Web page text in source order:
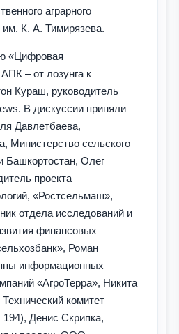
аграрного
К. А. Тимирязева.
«Цифровая
– от лозунга к
Кураш, руководитель
В дискуссии приняли
Давлетбаева,
Министерство сельского
Башкортостан, Олег
проекта
«Ростсельмаш»,
отдела исследований и
финансовых
Роман
информационных
«АгроТерра», Никита
комитет
Денис Скрипка,